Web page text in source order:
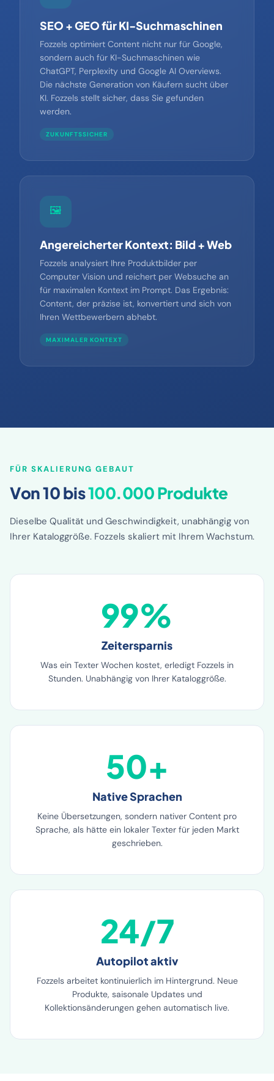
SEO + GEO für KI-Suchmaschinen
Fozzels optimiert Content nicht nur für Google,
sondern auch für KI-Suchmaschinen wie
ChatGPT, Perplexity und Google AI Overviews.
Die nächste Generation von Käufern sucht über
KI. Fozzels stellt sicher, dass Sie gefunden
Angereicherter Kontext: Bild + Web
Fozzels analysiert Ihre Produktbilder per
Computer Vision und reichert per Websuche an
für maximalen Kontext im Prompt. Das Ergebnis:
Content, der präzise ist, konvertiert und sich von
Von 10 bis 100.000 Produkte
Dieselbe Qualität und Geschwindigkeit, unabhängig von
99%
Zeitersparnis
Was ein Texter Wochen kostet, erledigt Fozzels in
50+
Native Sprachen
Keine Übersetzungen, sondern nativer Content pro
Sprache, als hätte ein lokaler Texter für jeden Markt
24/7
Autopilot aktiv
Fozzels arbeitet kontinuierlich im Hintergrund. Neue
Produkte, saisonale Updates und